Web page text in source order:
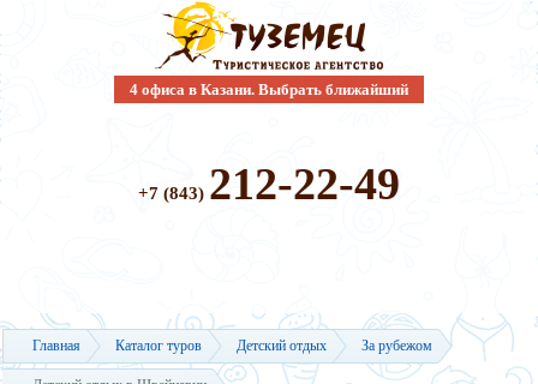
4 офиса в Казани. Выбрать ближайший
+7 (843) 212-22-49
Главная Каталог туров Детский отдых За рубежом